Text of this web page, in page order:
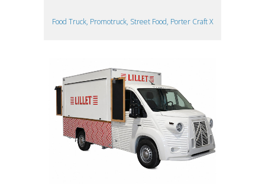
Food Truck, Promotruck, Street Food, Porter Craft X